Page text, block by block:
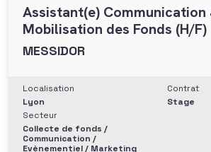
Assistant(e) Communication
Mobilisation des Fonds (H/F)
MESSIDOR
Localisation
Lyon
Secteur
Collecte de fonds /
Communication /
Evènementiel / Marketing
Contrat
Stage